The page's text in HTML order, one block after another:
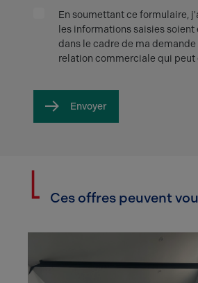
En soumettant ce formulaire,
les informations saisies
dans le cadre de ma demande
relation commerciale qui peut
Envoyer
Ces offres peuvent